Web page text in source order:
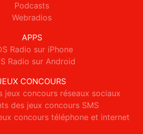
Podcasts
Webradios
APPS
Radio sur iPhone
Radio sur Android
CONCOURS
jeux concours réseaux sociaux
des jeux concours SMS
concours téléphone et internet